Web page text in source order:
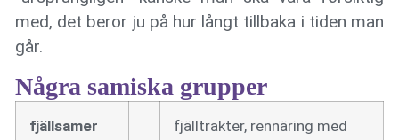
med, det beror ju på hur långt tillbaka i tiden man
går.
Några samiska grupper
fjällsamer
fjälltrakter, rennäring med